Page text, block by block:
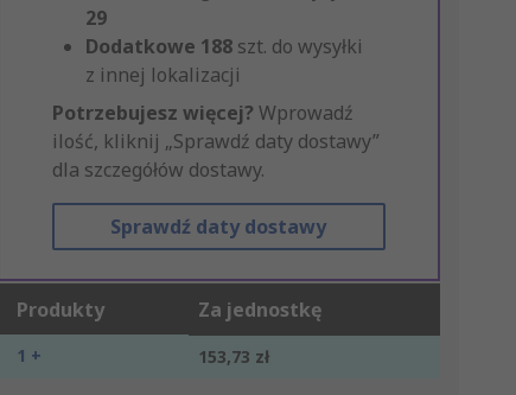
29
Dodatkowe 188 szt. do wysyłki
z innej lokalizacji
Potrzebujesz więcej? Wprowadź
ilość, kliknij „Sprawdź daty dostawy”
dla szczegółów dostawy.
Sprawdź daty dostawy
Produkty Za jednostkę
1 + 153,73 zł